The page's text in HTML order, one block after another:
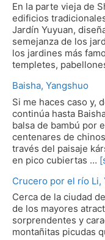
En la parte vieja de
edificios
Jardín Yuyuan,
semejanza de los
los jardines más
templetes,
Baisha, Yangshuo
Si me haces caso y,
continúa hasta
balsa de bambú por
centenares de
través del paisaje
en pico cubiertas …
Crucero por el río Li,
Cerca de la ciudad
de los mayores
sorprendentes y
montañitas picudas